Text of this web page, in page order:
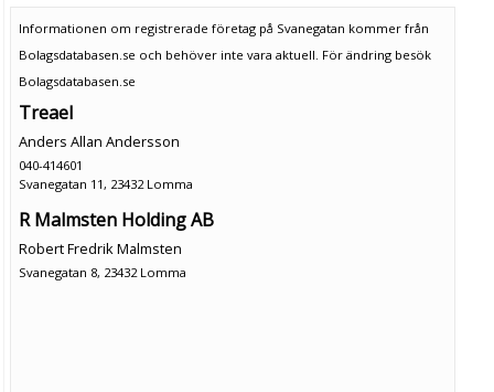
Informationen om registrerade företag på Svanegatan kommer från
Bolagsdatabasen.se och behöver inte vara aktuell. För ändring besök
Bolagsdatabasen.se
Treael
Anders Allan Andersson
040-414601
Svanegatan 11, 23432 Lomma
R Malmsten Holding AB
Robert Fredrik Malmsten
Svanegatan 8, 23432 Lomma